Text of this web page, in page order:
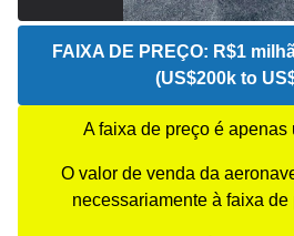
FAIXA DE PREÇO: R$1
(US$200k to
A faixa de preço é apenas
O valor de venda da
necessariamente à faixa de